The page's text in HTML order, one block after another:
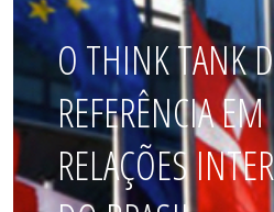
O THINK TANK
REFERÊNCIA EM
RELAÇÕES